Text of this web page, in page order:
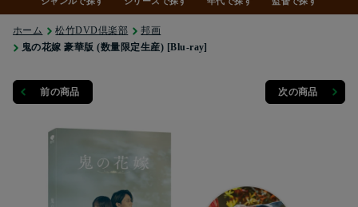
ホーム 松竹DVD倶楽部
邦画
鬼の花嫁 豪華版 (数量限定生産) [Blu-ray]
前の商品 次の商品